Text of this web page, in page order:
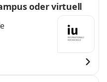
oder virtuell